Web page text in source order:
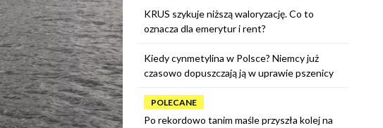
KRUS szykuje niższą waloryzację. Co to
oznacza dla emerytur i rent?
Kiedy cynmetylina w Polsce? Niemcy już
czasowo dopuszczają ją w uprawie pszenicy
POLECANE
Po rekordowo tanim maśle przyszła kolej na